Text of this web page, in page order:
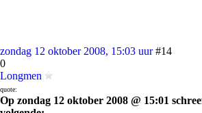
zondag 12 oktober 2008, 15:03 uur #14
0
Longmen
quote:
Op zondag 12 oktober 2008 @ 15:01